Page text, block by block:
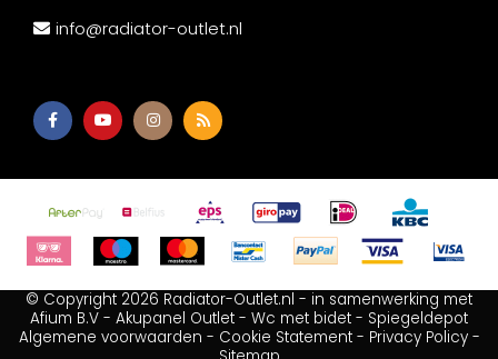
info@radiator-outlet.nl
© Copyright 2026 Radiator-Outlet.nl - in samenwerking met
Afium B.V - Akupanel Outlet - Wc met bidet - Spiegeldepot
Algemene voorwaarden - Cookie Statement- Privacy Policy-